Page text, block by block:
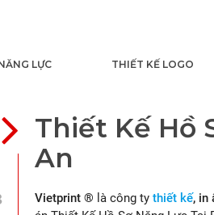
LỰC THIẾT KẾ LOGO
Thiết Kế Hồ
An
Vietprint ® là công ty thiết kế, in